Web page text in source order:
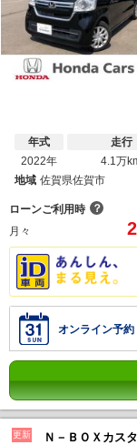
年式
2022年
走行
4.1万
地域 佐賀県佐賀市
ローンご利用時 ？
月々
オンライン予約
更新
Ｎ－ＢＯＸカス